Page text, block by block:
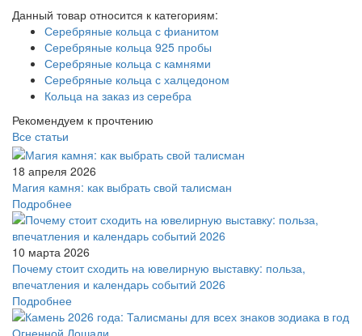
Данный товар относится к категориям:
Серебряные кольца с фианитом
Серебряные кольца 925 пробы
Серебряные кольца с камнями
Серебряные кольца с халцедоном
Кольца на заказ из серебра
Рекомендуем к прочтению
Все статьи
18 апреля 2026
Магия камня: как выбрать свой талисман
Подробнее
10 марта 2026
Почему стоит сходить на ювелирную выставку: польза,
впечатления и календарь событий 2026
Подробнее